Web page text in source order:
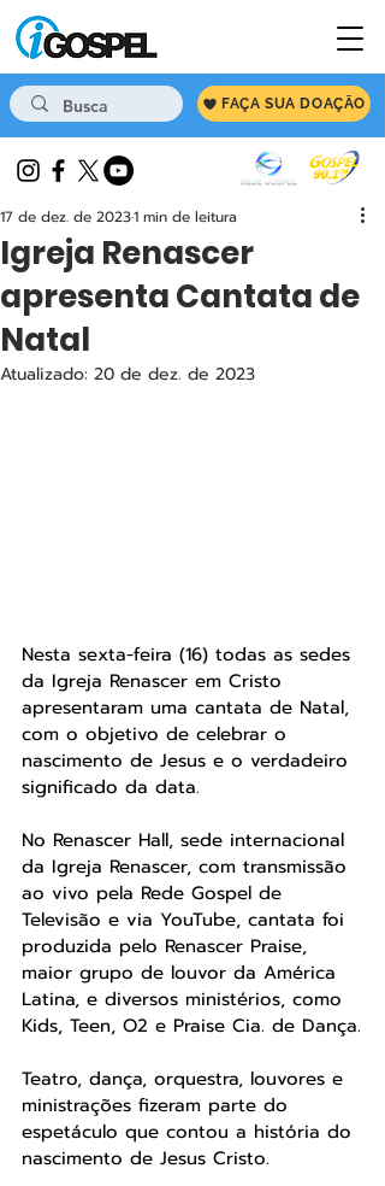
FAÇA SUA DOAÇÃO
Igreja Renascer
apresenta Cantata de
Natal
17 de dez. de 20231 min de leitura
Atualizado: 20 de dez. de 2023
Nesta sexta-feira (16) todas as sedes
da Igreja Renascer em Cristo
apresentaram uma cantata de Natal,
com o objetivo de celebrar o
nascimento de Jesus e o verdadeiro
significado da data.
No Renascer Hall, sede internacional
da Igreja Renascer, com transmissão
ao vivo pela Rede Gospel de
Televisão e via YouTube, cantata foi
produzida pelo Renascer Praise,
maior grupo de louvor da América
Latina, e diversos ministérios, como
Kids, Teen, O2 e Praise Cia. de Dança.
Teatro, dança, orquestra, louvores e
ministrações fizeram parte do
espetáculo que contou a história do
nascimento de Jesus Cristo.